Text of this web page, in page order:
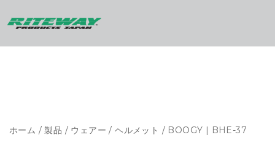
ホーム /製品 / ウェアー /ヘルメット / BOOGY | BHE-37